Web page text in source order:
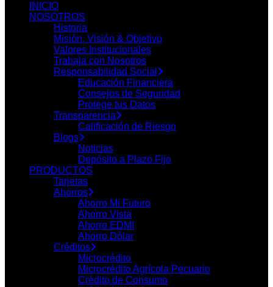
INICIO
NOSOTROS
Historia
Misión, Visión & Objetivo
Valores Institucionales
Trabaja con Nosotros
Responsabilidad Social
Educación Financiera
Consejos de Seguridad
Protege tus Datos
Transparencia
Calificación de Riesgo
Blogs
Noticias
Depósito a Plazo Fijo
PRODUCTOS
Tarjetas
Ahorros
Ahorro Mi Futuro
Ahorro Vista
Ahorro EDMI
Ahorro Dólar
Créditos
Microcrédito
Microcrédito Agrícola Pecuario
Crédito de Consumo